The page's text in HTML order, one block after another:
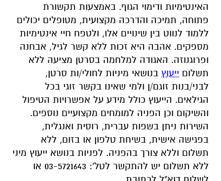
האינטימיות ודימוי הגוף. באמצעות תקשורת
פתוחה, תמיכה והדרכה מקצועית, מטופלים יכולים
ללמוד לנווט בין שינויים אלו, ולטפח חיי אינטימיות
מספקים. אהבה היא זכות ללא קשר לגיל, אבחנה
ופרוגנוזה. האגודה למלחמה בסרטן מציעה ללא
תשלום ייעוץ בנושאי מיניות לחולי/ות סרטן,
לבני/בנות זוגם/ן ולמי שאינו בקשר זוגי בכל
הגילאים. הייעוץ כולל מידע על אפשרויות הטיפול
והשיקום וכן הפניה למומחים מקצועיים נוספים.
השירות ניתן בשפות עברית, רוסית ואנגלית,
בפגישה אישית, בשיחת טלפון או בזום, ללא
תשלום וללא צורך בהפניה. לפניות בנושא ייעוץ מיני
ללא תשלום יש להתקשר לטל': 03-5721643 או